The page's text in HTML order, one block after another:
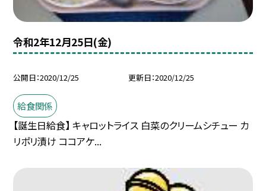
令和2年12月25日(金)
公開日 2020/12/25 更新日 2020/12/25
給食関係
【誕生日給食】 キャロットライス 白菜のクリームシチュー カ
リポリ漬け ココアケ...